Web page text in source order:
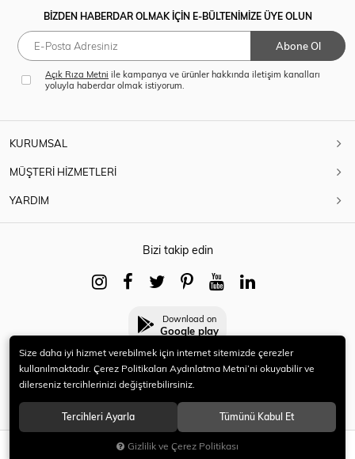
SEPETE EKLE
BİZDEN HABERDAR OLMAK İÇİN E-BÜLTENİMİZE ÜYE OLUN
Abone Ol
Açık Rıza Metni ile kampanya ve ürünler hakkında iletişim kanalları
yoluyla haberdar olmak istiyorum.
KURUMSAL
MÜŞTERİ HİZMETLERİ
YARDIM
Bizi takip edin
Download on
Google play
© 2021 HERYENİ. Tüm hakları saklıdır.
Size daha iyi hizmet verebilmek için internet sitemizde çerezler
kullanılmaktadır. Çerez Politikaları Aydınlatma Metni’ni okuyabilir ve
dilerseniz tercihlerinizi değiştirebilirsiniz.
Tercihleri Ayarla Tümünü Kabul Et
Gizlilik ve Çerez Politikası